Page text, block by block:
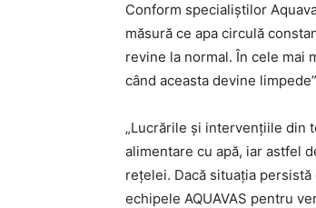
Conform specialiștilor
măsură ce apa circulă
revine la normal. În cele mai
când aceasta devine
„Lucrările și intervențiile din
alimentare cu apă, iar astfel
rețelei. Dacă situația
echipele AQUAVAS pentru